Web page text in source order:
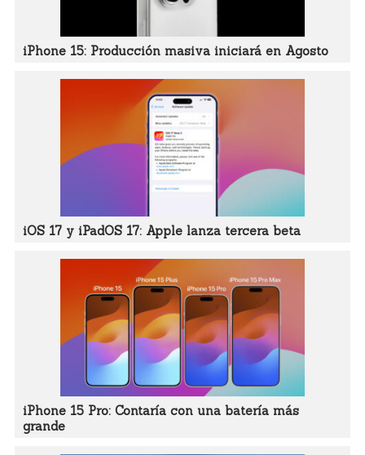
iPhone 15: Producción masiva iniciará en Agosto
iOS 17 y iPadOS 17: Apple lanza tercera beta
iPhone 15 Pro: Contaría con una batería más
grande